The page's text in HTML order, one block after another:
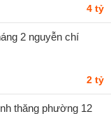
4 tỷ
2 nguyễn chí
2 tỷ
thăng phường 12